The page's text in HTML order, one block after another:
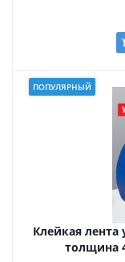
ПОПУЛЯРНЫЙ
Клейкая
толщина